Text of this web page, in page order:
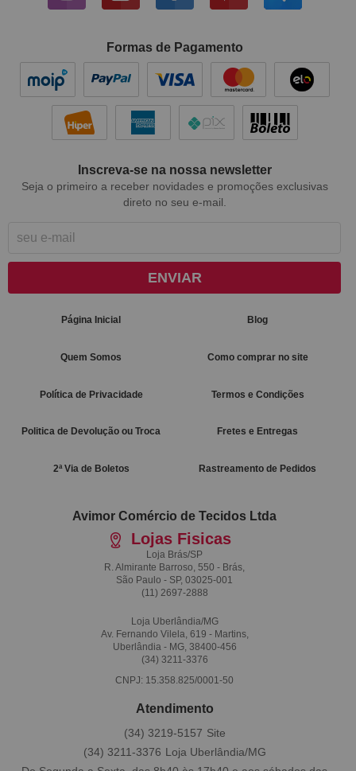
Formas de Pagamento
Inscreva-se na nossa newsletter
Seja o primeiro a receber novidades e promoções exclusivas
direto no seu e-mail.
ENVIAR
Página Inicial Blog
Quem Somos Como comprar no site
Política de Privacidade Termos e Condições
Politica de Devolução ou Troca Fretes e Entregas
2ª Via de Boletos Rastreamento de Pedidos
Avimor Comércio de Tecidos Ltda
Lojas Fisicas
Loja Brás/SP
R. Almirante Barroso, 550 - Brás,
São Paulo - SP, 03025-001
(11) 2697-2888
Loja Uberlândia/MG
Av. Fernando Vilela, 619 - Martins,
Uberlândia - MG, 38400-456
(34) 3211-3376
CNPJ: 15.358.825/0001-50
Atendimento
(34) 3211-3376
(34) 3219-5157